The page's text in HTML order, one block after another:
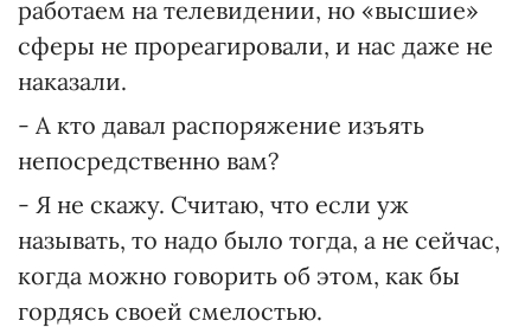
работаем на телевидении, но «высшие»
сферы не прореагировали, и нас даже не
наказали.
- А кто давал распоряжение изъять
непосредственно вам?
- Я не скажу. Считаю, что если уж
называть, то надо было тогда, а не сейчас,
когда можно говорить об этом, как бы
гордясь своей смелостью.